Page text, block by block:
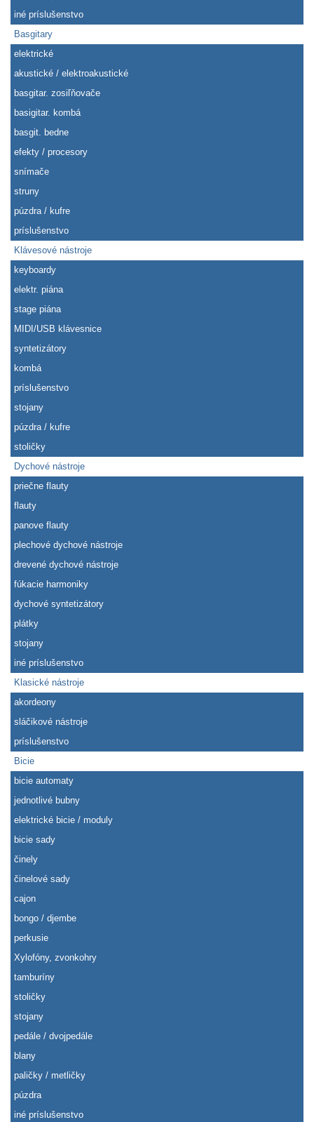
iné príslušenstvo
Basgitary
elektrické
akustické / elektroakustické
basgitar. zosiľňovače
basigitar. kombá
basgit. bedne
efekty / procesory
snímače
struny
púzdra / kufre
príslušenstvo
Klávesové nástroje
keyboardy
elektr. piána
stage piána
MIDI/USB klávesnice
syntetizátory
kombá
príslušenstvo
stojany
púzdra / kufre
stoličky
Dychové nástroje
priečne flauty
flauty
panove flauty
plechové dychové nástroje
drevené dychové nástroje
fúkacie harmoniky
dychové syntetizátory
plátky
stojany
iné príslušenstvo
Klasické nástroje
akordeony
sláčikové nástroje
príslušenstvo
Bicie
bicie automaty
jednotlivé bubny
elektrické bicie / moduly
bicie sady
činely
činelové sady
cajon
bongo / djembe
perkusie
Xylofóny, zvonkohry
tamburíny
stoličky
stojany
pedále / dvojpedále
blany
paličky / metličky
púzdra
iné príslušenstvo